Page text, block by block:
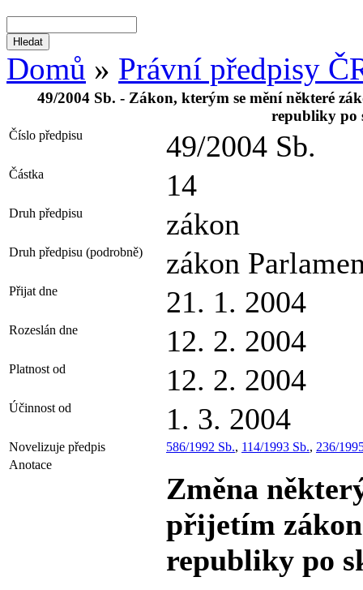
Domů » Právní předpisy
49/2004 Sb. - Zákon, kterým se mění některé
republiky po
Číslo předpisu 49/2004 Sb.
Částka 14
Druh předpisu zákon
Druh předpisu (podrobně) zákon
Přijat dne 21. 1. 2004
Rozeslán dne 12. 2. 2004
Platnost od 12. 2. 2004
Účinnost od 1. 3. 2004
Novelizuje předpis 586/1992 Sb., 114/1993 Sb., 236/
Anotace
Změna
přijetím
republiky po